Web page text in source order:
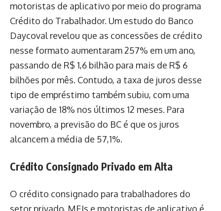
motoristas de aplicativo por meio do programa
Crédito do Trabalhador. Um estudo do Banco
Daycoval revelou que as concessões de crédito
nesse formato aumentaram 257% em um ano,
passando de R$ 1,6 bilhão para mais de R$ 6
bilhões por mês. Contudo, a taxa de juros desse
tipo de empréstimo também subiu, com uma
variação de 18% nos últimos 12 meses. Para
novembro, a previsão do BC é que os juros
alcancem a média de 57,1%.
Crédito Consignado Privado em Alta
O crédito consignado para trabalhadores do
setor privado, MEIs e motoristas de aplicativo é